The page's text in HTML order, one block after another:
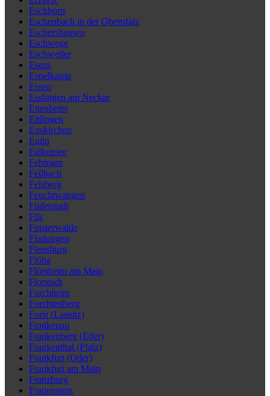
Eschborn
Eschenbach in der Oberpfalz
Eschershausen
Eschwege
Eschweiler
Esens
Espelkamp
Essen
Esslingen am Neckar
Ettenheim
Ettlingen
Euskirchen
Eutin
Falkensee
Fehmarn
Fellbach
Felsberg
Feuchtwangen
Filderstadt
Fils
Finsterwalde
Fladungen
Flensburg
Flöha
Flörsheim am Main
Florstadt
Forchheim
Forchtenberg
Forst (Lausitz)
Frankenau
Frankenberg (Eder)
Frankenthal (Pfalz)
Frankfurt (Oder)
Frankfurt am Main
Franzburg
Frauenstein